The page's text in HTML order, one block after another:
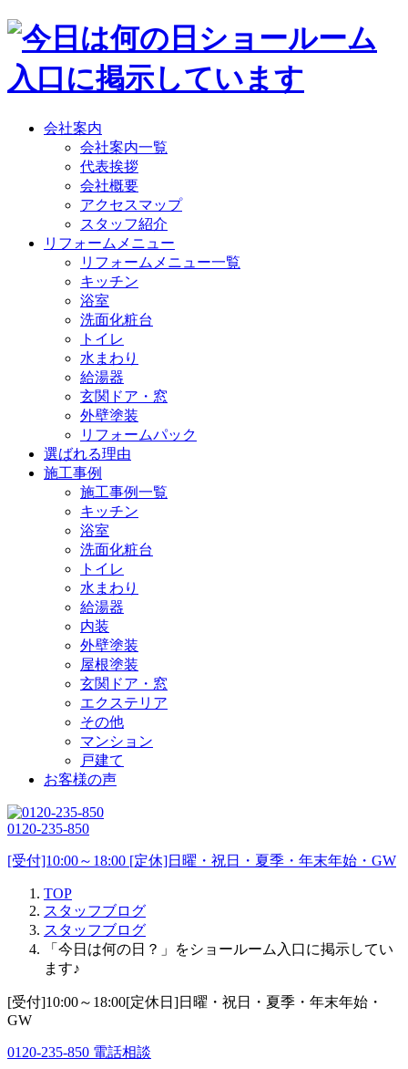
会社案内
会社案内一覧
代表挨拶
会社概要
アクセスマップ
スタッフ紹介
リフォームメニュー
リフォームメニュー一覧
キッチン
浴室
洗面化粧台
トイレ
水まわり
給湯器
玄関ドア・窓
外壁塗装
リフォームパック
選ばれる理由
施工事例
施工事例一覧
キッチン
浴室
洗面化粧台
トイレ
水まわり
給湯器
内装
外壁塗装
屋根塗装
玄関ドア・窓
エクステリア
その他
マンション
戸建て
お客様の声
0120-235-850
[受付]10:00～18:00 [定休]日曜・祝日・夏季・年末年始・GW
TOP
スタッフブログ
スタッフブログ
「今日は何の日？」をショールーム入口に掲示してい
ます♪
[受付]10:00～18:00[定休日]日曜・祝日・夏季・年末年始・
GW
0120-235-850 電話相談